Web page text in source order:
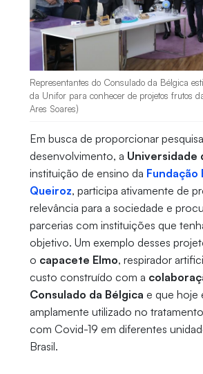
Representantes do Consulado da Bélgica
da Unifor para conhecer de projetos frutos
Ares Soares)
Em busca de proporcionar
desenvolvimento, a Universidade
instituição de ensino da Fundação
Queiroz, participa ativamente de
relevância para a sociedade e
parcerias com instituições que
objetivo. Um exemplo desses
o capacete Elmo, respirador
custo construído com a
Consulado da Bélgica e que hoje
amplamente utilizado no
com Covid-19 em diferentes
Brasil.